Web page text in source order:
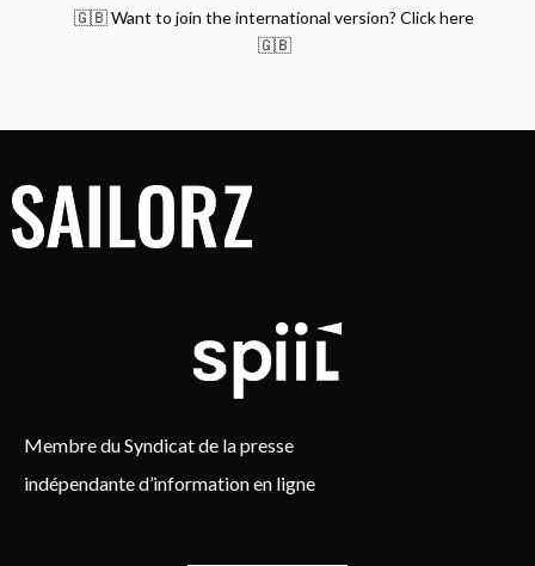
🇬🇧 Want to join the international version? Click here
🇬🇧
Membre du Syndicat de la presse
indépendante d’information en ligne